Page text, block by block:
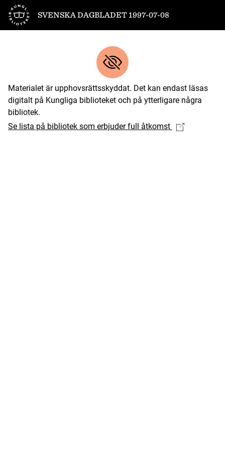
Till startsidan
SVENSKA DAGBLADET 1997-07-08
Materialet är upphovsrättsskyddat. Det kan endast läsas
digitalt på Kungliga biblioteket och på ytterligare några
bibliotek.
Se lista på bibliotek som erbjuder full åtkomst